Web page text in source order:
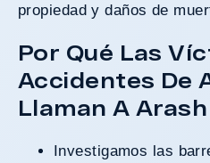
propiedad y daños de
Por Qué Las
Accidentes De
Llaman A
Investigamos las barreras de la alberca,